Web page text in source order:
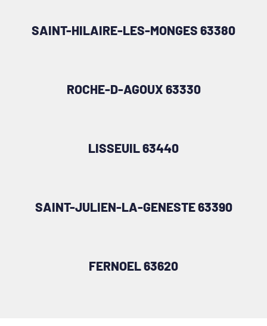
SAINT-HILAIRE-LES-MONGES 63380
ROCHE-D-AGOUX 63330
LISSEUIL 63440
SAINT-JULIEN-LA-GENESTE 63390
FERNOEL 63620